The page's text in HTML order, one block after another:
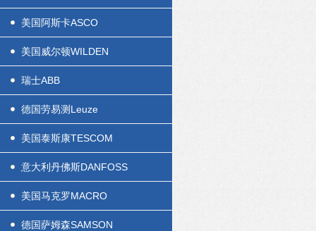
美国阿斯卡ASCO
美国威尔顿WILDEN
瑞士ABB
德国劳易测Leuze
美国泰斯康TESCOM
意大利丹佛斯DANFOSS
美国马克罗MACRO
德国萨姆森SAMSON